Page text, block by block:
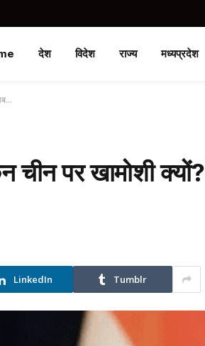
देश विदेश राज्य मध्यप्रदेश
चीन पर खामोशी क्यों?
LinkedIn Tumblr